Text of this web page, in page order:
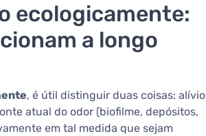
ecologicamente:
a longo
, é útil distinguir duas coisas: alívio
atual do odor (biofilme, depósitos,
em tal medida que sejam